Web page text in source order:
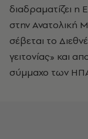
διαδραματίζει
στην Ανατολική
σέβεται το
γειτονίας» και
σύμμαχο των